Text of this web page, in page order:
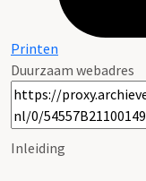
Printen
Duurzaam webadres
Inleiding